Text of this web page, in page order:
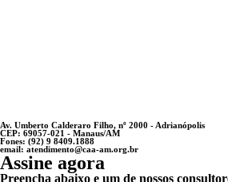
Av. Umberto Calderaro Filho, nº 2000 - Adrianópolis
CEP: 69057-021 - Manaus/AM
Fones: (92) 9 8409.1888
email: atendimento@caa-am.org.br
Assine agora
Preencha abaixo e um de nossos